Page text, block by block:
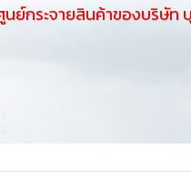
นย์กระจายสินค้าของบริษัท